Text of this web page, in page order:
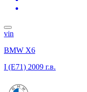
vin
BMW X6
I (E71) 2009 г.в.